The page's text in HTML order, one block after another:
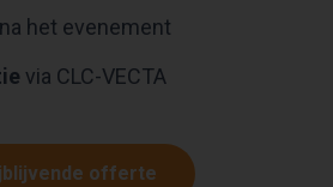
het evenement
via CLC-VECTA
offerte